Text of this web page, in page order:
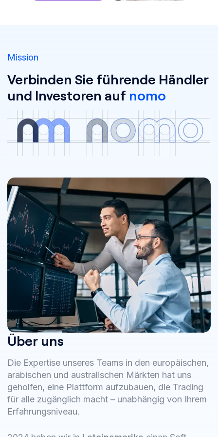
Mission
Verbinden Sie führende Händler
und Investoren auf nomo
Über uns
Die Expertise unseres Teams in den europäischen,
arabischen und australischen Märkten hat uns
geholfen, eine Plattform aufzubauen, die Trading
für alle zugänglich macht – unabhängig von Ihrem
Erfahrungsniveau.